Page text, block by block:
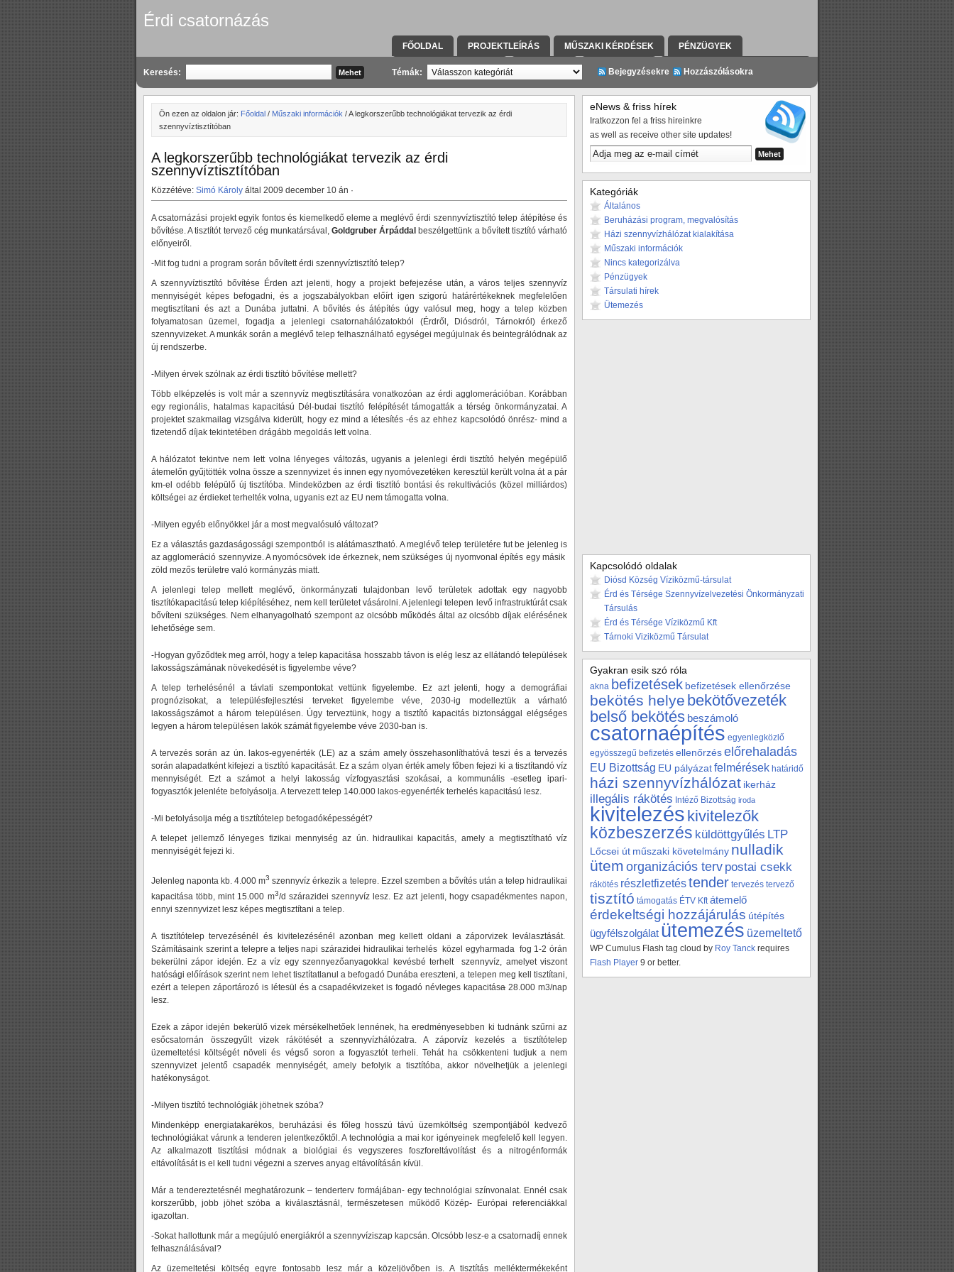
Érdi csatornázás
FŐOLDAL PROJEKTLEÍRÁS MŰSZAKI KÉRDÉSEK PÉNZÜGYEK
KAPCSOLATFELVÉTEL TÁRSULAT KIVITELEZÉS A PROGRAMRÓL A SAJTÓBAN
Keresés: Témák: Bejegyzésekre Hozzászólásokra
Ön ezen az oldalon jár: Főoldal / Műszaki információk / A legkorszerűbb technológiákat tervezik az érdi
szennyvíztisztítóban
A legkorszerűbb technológiákat tervezik az érdi
szennyvíztisztítóban
Közzétéve: Simó Károly által 2009 december 10 án ·
A csatornázási projekt egyik fontos és kiemelkedő eleme a meglévő érdi szennyvíztisztító telep átépítése és
bővítése. A tisztítót tervező cég munkatársával, Goldgruber Árpáddal beszélgettünk a bővített tisztító várható
előnyeiről.
-Mit fog tudni a program során bővített érdi szennyvíztisztító telep?
A szennyvíztisztító bővítése Érden azt jelenti, hogy a projekt befejezése után, a város teljes szennyvíz
mennyiségét képes befogadni, és a jogszabályokban előírt igen szigorú határértékeknek megfelelően
megtisztítani és azt a Dunába juttatni. A bővítés és átépítés úgy valósul meg, hogy a telep közben
folyamatosan üzemel, fogadja a jelenlegi csatornahálózatokból (Érdről, Diósdról, Tárnokról) érkező
szennyvizeket. A munkák során a meglévő telep felhasználható egységei megújulnak és beintegrálódnak az
új rendszerbe.
-Milyen érvek szólnak az érdi tisztító bővítése mellett?
Több elképzelés is volt már a szennyvíz megtisztítására vonatkozóan az érdi agglomerációban. Korábban
egy regionális, hatalmas kapacitású Dél-budai tisztító felépítését támogatták a térség önkormányzatai. A
projektet szakmailag vizsgálva kiderült, hogy ez mind a létesítés -és az ehhez kapcsolódó önrész- mind a
fizetendő díjak tekintetében drágább megoldás lett volna.
A hálózatot tekintve nem lett volna lényeges változás, ugyanis a jelenlegi érdi tisztító helyén megépülő
átemelőn gyűjtötték volna össze a szennyvizet és innen egy nyomóvezetéken keresztül került volna át a pár
km-el odébb felépülő új tisztítóba. Mindeközben az érdi tisztító bontási és rekultivációs (közel milliárdos)
költségei az érdieket terhelték volna, ugyanis ezt az EU nem támogatta volna.
-Milyen egyéb előnyökkel jár a most megvalósuló változat?
Ez a választás gazdaságossági szempontból is alátámasztható. A meglévő telep területére fut be jelenleg is
az agglomeráció szennyvize. A nyomócsövek ide érkeznek, nem szükséges új nyomvonal építés egy másik
zöld mezős területre való kormányzás miatt.
A jelenlegi telep mellett meglévő, önkormányzati tulajdonban levő területek adottak egy nagyobb
tisztítókapacitású telep kiépítéséhez, nem kell területet vásárolni. A jelenlegi telepen levő infrastruktúrát csak
bővíteni szükséges. Nem elhanyagolható szempont az olcsóbb működés által az olcsóbb díjak elérésének
lehetősége sem.
-Hogyan győződtek meg arról, hogy a telep kapacitása hosszabb távon is elég lesz az ellátandó települések
lakosságszámának növekedését is figyelembe véve?
A telep terhelésénél a távlati szempontokat vettünk figyelembe. Ez azt jelenti, hogy a demográfiai
prognózisokat, a településfejlesztési terveket figyelembe véve, 2030-ig modelleztük a várható
lakosságszámot a három településen. Úgy terveztünk, hogy a tisztító kapacitás biztonsággal elégséges
legyen a három településen lakók számát figyelembe véve 2030-ban is.
A tervezés során az ún. lakos-egyenérték (LE) az a szám amely összehasonlíthatóvá teszi és a tervezés
során alapadatként kifejezi a tisztító kapacitását. Ez a szám olyan érték amely főben fejezi ki a tisztítandó víz
mennyiségét. Ezt a számot a helyi lakosság vízfogyasztási szokásai, a kommunális -esetleg ipari-
fogyasztók jelenléte befolyásolja. A tervezett telep 140.000 lakos-egyenérték terhelés kapacitású lesz.
-Mi befolyásolja még a tisztítótelep befogadóképességét?
A telepet jellemző lényeges fizikai mennyiség az ún. hidraulikai kapacitás, amely a megtisztítható víz
mennyiségét fejezi ki.
Jelenleg naponta kb. 4.000 m3 szennyvíz érkezik a telepre. Ezzel szemben a bővítés után a telep hidraulikai
kapacitása több, mint 15.000 m3/d szárazidei szennyvíz lesz. Ez azt jelenti, hogy csapadékmentes napon,
ennyi szennyvizet lesz képes megtisztítani a telep.
A tisztítótelep tervezésénél és kivitelezésénél azonban meg kellett oldani a záporvizek leválasztását.
Számításaink szerint a telepre a teljes napi szárazidei hidraulikai terhelés közel egyharmada fog 1-2 órán
bekerülni zápor idején. Ez a víz egy szennyezőanyagokkal kevésbé terhelt szennyvíz, amelyet viszont
hatósági előírások szerint nem lehet tisztítatlanul a befogadó Dunába ereszteni, a telepen meg kell tisztítani,
ezért a telepen záportározó is létesül és a csapadékvizeket is fogadó névleges kapacitása28.000 m3/nap
lesz.
Ezek a zápor idején bekerülő vizek mérsékelhetőek lennének, ha eredményesebben ki tudnánk szűrni az
esőcsatornán összegyűlt vizek rákötését a szennyvízhálózatra. A záporvíz kezelés a tisztítótelep
üzemeltetési költségét növeli és végső soron a fogyasztót terheli. Tehát ha csökkenteni tudjuk a nem
szennyvizet jelentő csapadék mennyiségét, amely befolyik a tisztítóba, akkor növelhetjük a jelenlegi
hatékonyságot.
-Milyen tisztító technológiák jöhetnek szóba?
Mindenképp energiatakarékos, beruházási és főleg hosszú távú üzemköltség szempontjából kedvező
technológiákat várunk a tenderen jelentkezőktől. A technológia a mai kor igényeinek megfelelő kell legyen.
Az alkalmazott tisztítási módnak a biológiai és vegyszeres foszforeltávolítást és a nitrogénformák
eltávolítását is el kell tudni végezni a szerves anyag eltávolításán kívül.
Már a tendereztetésnél meghatározunk – tenderterv formájában- egy technológiai színvonalat. Ennél csak
korszerűbb, jobb jöhet szóba a kiválasztásnál, természetesen működő Közép- Európai referenciákkal
igazoltan.
-Sokat hallottunk már a megújuló energiákról a szennyvíziszap kapcsán. Olcsóbb lesz-e a csatornadíj ennek
felhasználásával?
Az üzemeltetési költség egyre fontosabb lesz már a közeljövőben is. A tisztítás melléktermékeként
eNews & friss hírek
Iratkozzon fel a friss hireinkre
as well as receive other site updates!
Kategóriák
Általános
Beruházási program, megvalósítás
Házi szennyvízhálózat kialakítása
Műszaki információk
Nincs kategorizálva
Pénzügyek
Társulati hírek
Ütemezés
Kapcsolódó oldalak
Diósd Község Víziközmű-társulat
Érd és Térsége Szennyvízelvezetési Önkormányzati
Társulás
Érd és Térsége Víziközmű Kft
Tárnoki Viziközmű Társulat
Gyakran esik szó róla
akna befizetések befizetések ellenőrzése
bekötés helye bekötővezeték
belső bekötés beszámoló
csatornaépítés egyenlegközlő
egyösszegű befizetés ellenőrzéselőrehaladás
EU Bizottság EU pályázatfelmérések határidő
házi szennyvízhálózat ikerház
illegális rákötés Intéző Bizottság iroda
kivitelezés kivitelezők
közbeszerzés küldöttgyűlés LTP
Lőcsei út műszaki követelmány nulladik
ütem organizációs terv postai csekk
rákötés részletfizetéstender tervezés tervező
tisztító támogatás ÉTV Kft átemelő
érdekeltségi hozzájárulás útépítés
ügyfélszolgálat ütemezés üzemeltető
WP Cumulus Flash tag cloud by Roy Tanck requires
Flash Player 9 or better.